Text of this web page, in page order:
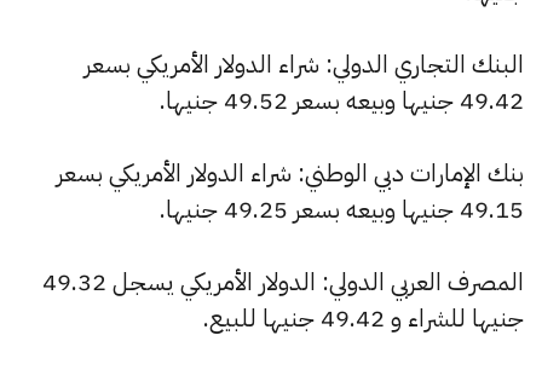
البنك التجاري الدولي: شراء الدولار الأمريكي بسعر
49.42 جنيها وبيعه بسعر 49.52 جنيها.
بنك الإمارات دبي الوطني: شراء الدولار الأمريكي بسعر
49.15 جنيها وبيعه بسعر 49.25 جنيها.
المصرف العربي الدولي: الدولار الأمريكي يسجل 49.32
جنيها للشراء و 49.42 جنيها للبيع.